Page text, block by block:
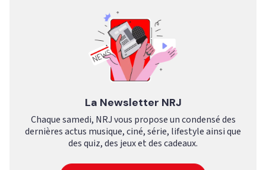
La Newsletter NRJ
Chaque samedi, NRJ vous propose un condensé des
dernières actus musique, ciné, série, lifestyle ainsi que
des quiz, des jeux et des cadeaux.